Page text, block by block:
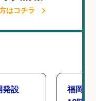
はコチラ
発設
福岡「